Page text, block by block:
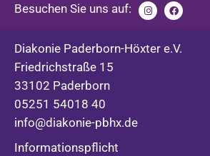
Besuchen Sie uns auf:
Diakonie Paderborn-Höxter e.V.
Friedrichstraße 15
33102 Paderborn
05251 54018 40
info@diakonie-pbhx.de
Informationspflicht